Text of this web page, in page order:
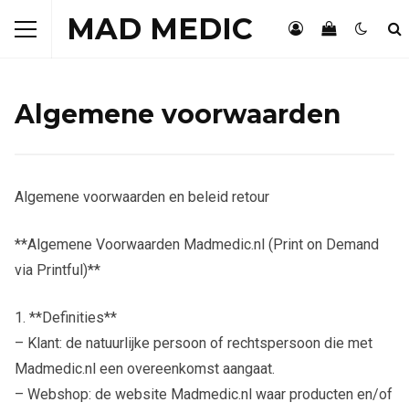
MAD MEDIC
Algemene voorwaarden
Algemene voorwaarden en beleid retour
**Algemene Voorwaarden Madmedic.nl (Print on Demand
via Printful)**
1. **Definities**
– Klant: de natuurlijke persoon of rechtspersoon die met
Madmedic.nl een overeenkomst aangaat.
– Webshop: de website Madmedic.nl waar producten en/of